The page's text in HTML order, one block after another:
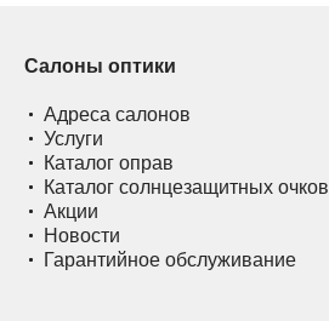
Салоны оптики
Адреса салонов
Услуги
Каталог оправ
Каталог солнцезащитных очков
Акции
Новости
Гарантийное обслуживание